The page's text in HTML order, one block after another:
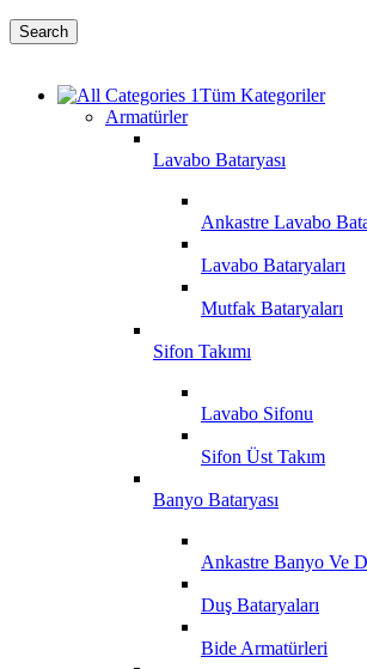
Search
Tüm Kategoriler
Armatürler
Lavabo Bataryası
Ankastre Lavabo
Lavabo Bataryaları
Mutfak Bataryaları
Sifon Takımı
Lavabo Sifonu
Sifon Üst Takım
Banyo Bataryası
Ankastre Banyo Ve
Duş Bataryaları
Bide Armatürleri